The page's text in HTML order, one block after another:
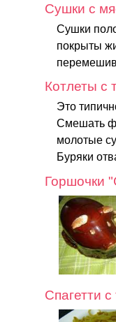
Сушки с
Сушки
покрыты
Котлеты с
Это
Смешать
молотые
Буряки
Горшочки
Спагетти